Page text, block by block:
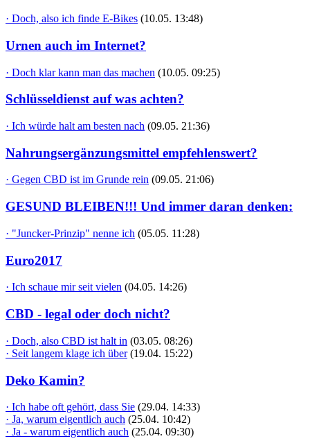
· Doch, also ich finde E-Bikes (10.05. 13:48)
Urnen auch im Internet?
· Doch klar kann man das machen (10.05. 09:25)
Schlüsseldienst auf was achten?
· Ich würde halt am besten nach (09.05. 21:36)
Nahrungsergänzungsmittel empfehlenswert?
· Gegen CBD ist im Grunde rein (09.05. 21:06)
GESUND BLEIBEN!!! Und immer daran denken:
· "Juncker-Prinzip" nenne ich (05.05. 11:28)
Euro2017
· Ich schaue mir seit vielen (04.05. 14:26)
CBD - legal oder doch nicht?
· Doch, also CBD ist halt in (03.05. 08:26)
· Seit langem klage ich über (19.04. 15:22)
Deko Kamin?
· Ich habe oft gehört, dass Sie (29.04. 14:33)
· Ja, warum eigentlich auch (25.04. 10:42)
· Ja - warum eigentlich auch (25.04. 09:30)